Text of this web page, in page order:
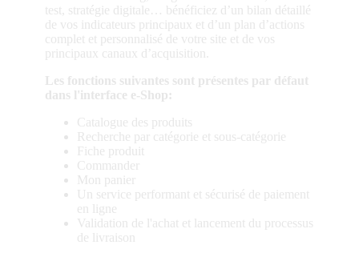
test, stratégie digitale… bénéficiez d’un bilan détaillé
de vos indicateurs principaux et d’un plan d’actions
complet et personnalisé de votre site et de vos
principaux canaux d’acquisition.
Les fonctions suivantes sont présentes par défaut
dans l'interface e-Shop:
Catalogue des produits
Recherche par catégorie et sous-catégorie
Fiche produit
Commander
Mon panier
Un service performant et sécurisé de paiement
en ligne
Validation de l'achat et lancement du processus
de livraison